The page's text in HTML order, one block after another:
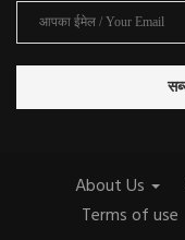
About Us
Terms of use